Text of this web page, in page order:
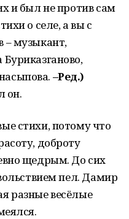
и был не против сам
о селе, а вы с
– музыкант,
–Ред.)
он.
стихи, потому что
доброту
щедрым. До сих
пел. Дамир
разные весёлые